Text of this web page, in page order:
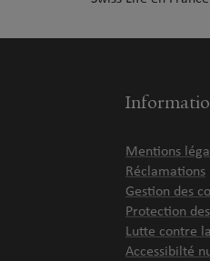
Mentions
Réclamations
Gestion des
Protection
Lutte contre
Accessibilté